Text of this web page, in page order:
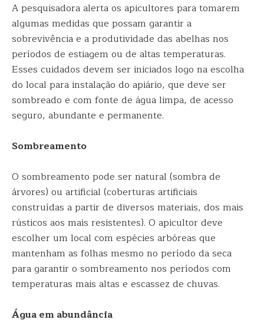
A pesquisadora alerta os apicultores para tomarem
algumas medidas que possam garantir a
sobrevivência e a produtividade das abelhas nos
períodos de estiagem ou de altas temperaturas.
Esses cuidados devem ser iniciados logo na escolha
do local para instalação do apiário, que deve ser
sombreado e com fonte de água limpa, de acesso
seguro, abundante e permanente.
Sombreamento
O sombreamento pode ser natural (sombra de
árvores) ou artificial (coberturas artificiais
construídas a partir de diversos materiais, dos mais
rústicos aos mais resistentes). O apicultor deve
escolher um local com espécies arbóreas que
mantenham as folhas mesmo no período da seca
para garantir o sombreamento nos períodos com
temperaturas mais altas e escassez de chuvas.
Água em abundância